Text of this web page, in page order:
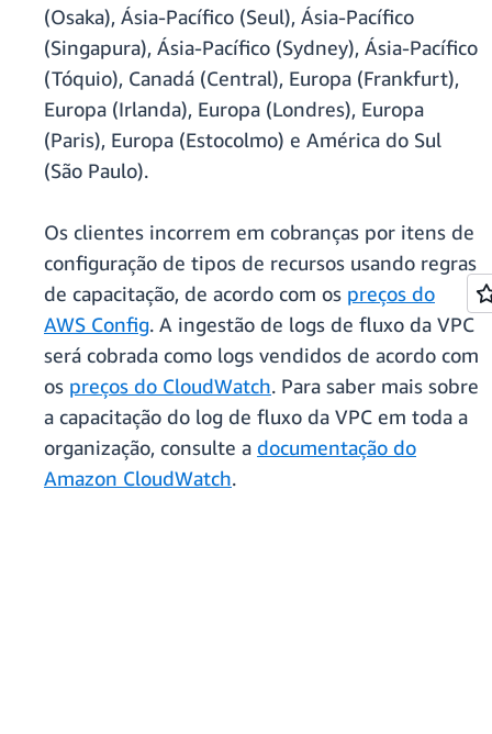
(Osaka), Ásia-Pacífico (Seul), Ásia-Pacífico
(Singapura), Ásia-Pacífico (Sydney), Ásia-Pacífico
(Tóquio), Canadá (Central), Europa (Frankfurt),
Europa (Irlanda), Europa (Londres), Europa
(Paris), Europa (Estocolmo) e América do Sul
(São Paulo).
Os clientes incorrem em cobranças por itens de
configuração de tipos de recursos usando regras
de capacitação, de acordo com os preços do
AWS Config. A ingestão de logs de fluxo da VPC
será cobrada como logs vendidos de acordo com
os preços do CloudWatch. Para saber mais sobre
a capacitação do log de fluxo da VPC em toda a
organização, consulte a documentação do
Amazon CloudWatch.